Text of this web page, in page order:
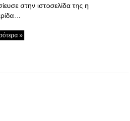
στην ιστοσελίδα της η
»